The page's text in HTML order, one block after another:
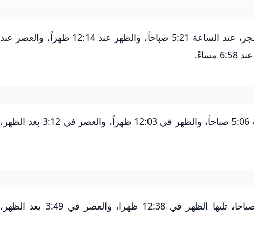
أما في الإسكندرية، فتكون أولى الصلوات، وهي الفجر، عند الساعة 5:21 صباحاً، والظهر عند 12:14 ظهراً، والعصر عند
بالنسبة للأقصر، تبدأ الصلاة بصلاة الفجر في الساعة 5:06 صباحاً، والظهر في 12:03 ظهراً، والعصر في 3:12 بعد الظهر،
وفي اسوان، تقام صلاه الفجر في الساعه 5:40 صباحا، تليها الظهر في 12:38 ظهرا، والعصر في 3:49 بعد الظهر،